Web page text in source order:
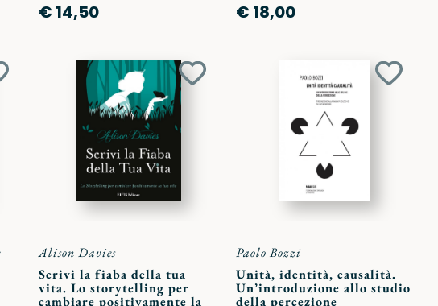
€ 14,50 € 18,00
Aggiungi
Alison Davies
Scrivi la fiaba della tua
vita. Lo storytelling per
cambiare positivamente la
Paolo Bozzi
Unità, identità, causalità.
Un’introduzione allo studio
della percezione